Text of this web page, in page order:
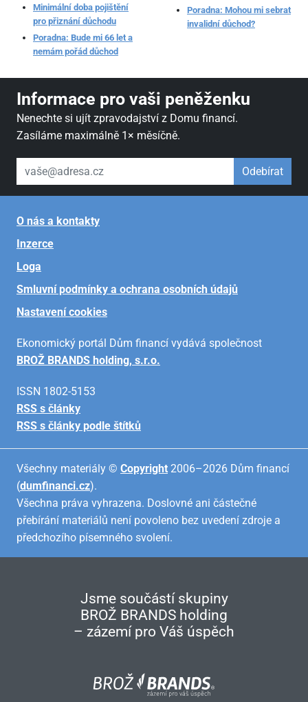
Minimální doba pojištění
pro přiznání důchodu
Poradna: Bude mi 66 let a
nemám pořád důchod
Poradna: Mohou mi sebrat
invalidní důchod?
Informace pro vaši peněženku
Nenechte si ujít zpravodajství z Domu financí.
Zasíláme maximálně 1× měsíčně.
váš email Odebírat
O nás a kontakty
Inzerce
Loga
Smluvní podmínky a ochrana osobních údajů
Nastavení cookies
Ekonomický portál Dům financí vydává společnost
BROŽ BRANDS holding, s.r.o.
ISSN 1802-5153
RSS s články
RSS s články podle štítků
Všechny materiály © Copyright 2006–2026 Dům financí
(dumfinanci.cz).
Všechna práva vyhrazena. Doslovné ani částečné
přebírání materiálů není povoleno bez uvedení zdroje a
předchozího písemného svolení.
Jsme součástí skupiny
BROŽ BRANDS holding
– zázemí pro Váš úspěch